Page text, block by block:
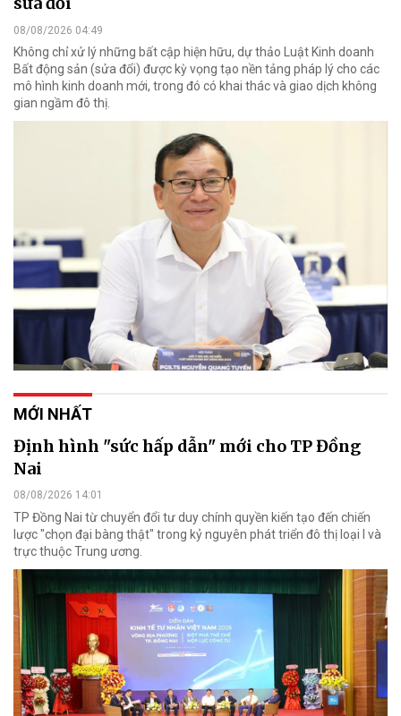
08/08/2026 04:49
Không chỉ xử lý những bất cập hiện hữu, dự thảo Luật Kinh doanh
Bất động sản (sửa đổi) được kỳ vọng tạo nền tảng pháp lý cho các
mô hình kinh doanh mới, trong đó có khai thác và giao dịch không
gian ngầm đô thị.
MỚI NHẤT
Định hình "sức hấp dẫn" mới cho TP Đồng
Nai
08/08/2026 14:01
TP Đồng Nai từ chuyển đổi tư duy chính quyền kiến tạo đến chiến
lược "chọn đại bàng thật" trong kỷ nguyên phát triển đô thị loại I và
trực thuộc Trung ương.